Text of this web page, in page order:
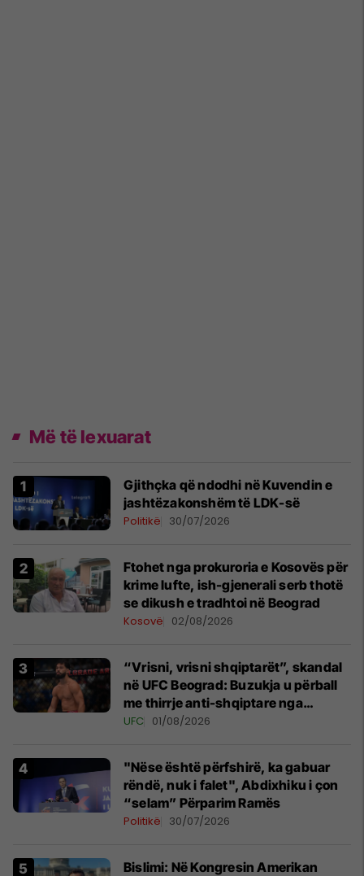
Më të lexuarat
Gjithçka që ndodhi në Kuvendin e
jashtëzakonshëm të LDK-së
Politikë 30/07/2026
Ftohet nga prokuroria e Kosovës për
krime lufte, ish-gjenerali serb thotë
se dikush e tradhtoi në Beograd
Kosovë 02/08/2026
“Vrisni, vrisni shqiptarët”, skandal
në UFC Beograd: Buzukja u përball
me thirrje anti-shqiptare nga
tribunat
UFC 01/08/2026
"Nëse është përfshirë, ka gabuar
rëndë, nuk i falet", Abdixhiku i çon
“selam” Përparim Ramës
Politikë 30/07/2026
Bislimi: Në Kongresin Amerikan